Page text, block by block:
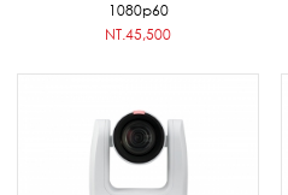
1080p60
NT.45,500